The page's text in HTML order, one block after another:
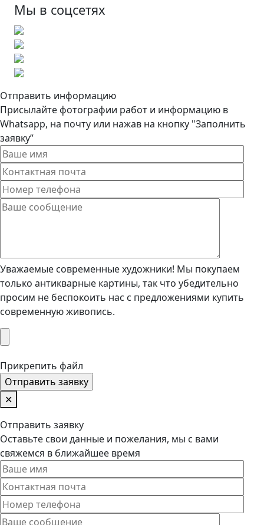
Мы в соцсетях
Отправить информацию
Присылайте фотографии работ и информацию в
Whatsapp, на почту или нажав на кнопку "Заполнить
заявку”
Уважаемые современные художники! Мы покупаем
только антикварные картины, так что убедительно
просим не беспокоить нас с предложениями купить
современную живопись.
Прикрепить файл
✕
Отправить заявку
Оставьте свои данные и пожелания, мы с вами
свяжемся в ближайшее время